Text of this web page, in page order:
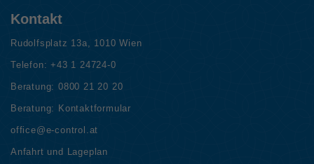
Kontakt
Rudolfsplatz 13a, 1010 Wien
Telefon:+43 1 24724-0
Beratung: 0800 21 20 20
Beratung: Kontaktformular
office@e-control.at
Anfahrt und Lageplan